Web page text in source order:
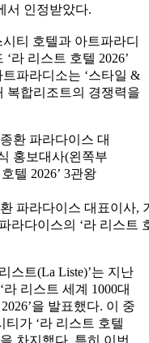
서 인정받았다.
티 호텔과 아트파라디
라 리스트 호텔 2026’
파라디소는 ‘스타일 &
복합리조트의 경쟁력을
파라다이스 대표이사,
라다이스의 ‘라 리스트
스트(La Liste)’는 지난
리스트 세계 1000대
을 발표했다. 이 중
가 ‘라 리스트 호텔